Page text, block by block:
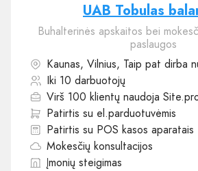
UAB Tobulas
Buhalterinės apskaitos bei
paslaugos
Kaunas, Vilnius, Taip pat dirba
Iki 10 darbuotojų
Virš 100 klientų naudoja
Patirtis su el.parduotuvėmis
Patirtis su POS kasos aparatais
Mokesčių konsultacijos
Įmonių steigimas